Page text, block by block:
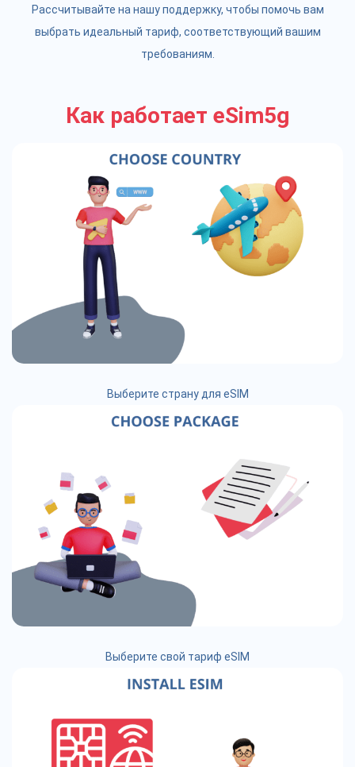
Рассчитывайте на нашу поддержку, чтобы помочь вам
выбрать идеальный тариф, соответствующий вашим
требованиям.
Как работает eSim5g
Выберите страну для eSIM
Выберите свой тариф eSIM